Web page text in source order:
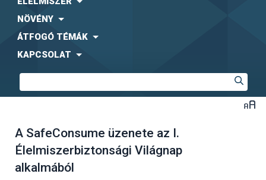
NÖVÉNY
ÁTFOGÓ TÉMÁK
KAPCSOLAT
A SafeConsume üzenete az I.
Élelmiszerbiztonsági Világnap
alkalmából